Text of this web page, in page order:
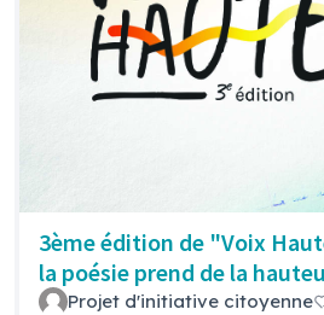
3ème édition de "Voix
la poésie prend de la
Projet d'initiative citoyenne